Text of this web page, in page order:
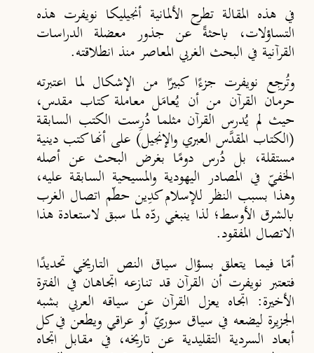
في هذه المقالة تطرح الألمانية أنجيليكا نويفرت هذه
التساؤلات، باحثةً عن جذور معضلة الدراسات
القرآنية في البحث الغربي المعاصر منذ انطلاقته.
وتُرجِع نويفرت جزءًا كبيرًا من الإشكال لما اعتبرته
حرمان القرآن من أن يُعامَل معاملة كتاب مقدس،
حيث لم يُدرس القرآن مثلما دُرِست الكتب السابقة
(الكتاب المقدَّس العبري والإنجيل) على أنها كتب دينية
مستقلة، بل دُرس دومًا بغرض البحث عن أصله
الخفيّ في المصادر اليهودية والمسيحية السابقة عليه،
وهذا بسبب النظر للإسلام كدِين حطّم اتصال الغرب
بالشرق الأوسط؛ لذا ينبغي ردّه لما سبق لاستعادة هذا
الاتصال المفقود.
أمّا فيما يتعلق بسؤال سياق النص التاريخي تحديدًا
فتعتبر نويفرت أن القرآن قد تنازعه اتجاهان في الفترة
الأخيرة: اتجاه يعزل القرآن عن سياقه العربي بشبه
الجزيرة ليضعه في سياق سوريّ أو عراقي ويطعن في كل
أبعاد السردية التقليدية عن تاريخه، في مقابل اتجاه